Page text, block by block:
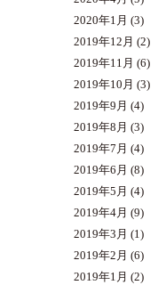
2020年1月 (3)
2019年12月 (2)
2019年11月 (6)
2019年10月 (3)
2019年9月 (4)
2019年8月 (3)
2019年7月 (4)
2019年6月 (8)
2019年5月 (4)
2019年4月 (9)
2019年3月 (1)
2019年2月 (6)
2019年1月 (2)